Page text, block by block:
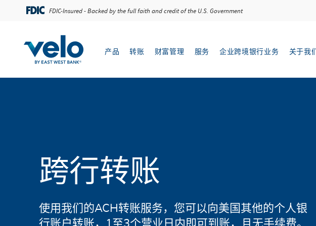
跨行转账
FDIC-Insured - Backed by the full faith and credit of the U.S. Government
产品
转账
财富管理
服务
企业跨境银行业务
关于我们
跨行转账
使用我们的ACH转账服务，您可以向美国其他的个人银
行账户转账，1至3个营业日内即可到账，且无手续费。